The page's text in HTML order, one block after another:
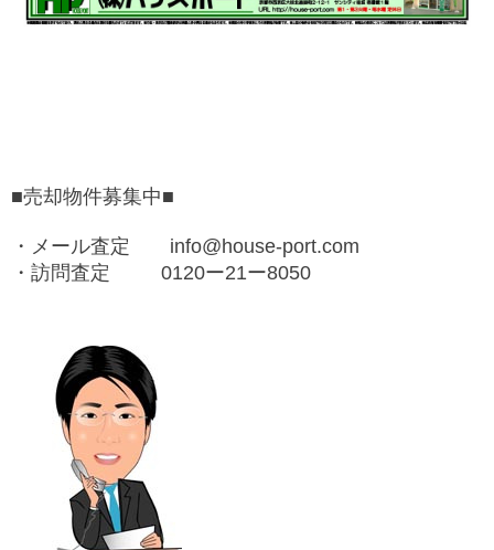
■売却物件募集中■
・メール査定 info@house-port.com
・訪問査定 0120ー21ー8050